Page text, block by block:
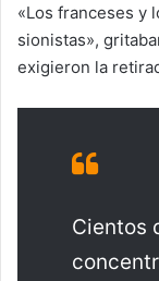
«Los franceses y
sionistas»,
exigieron la
Cientos